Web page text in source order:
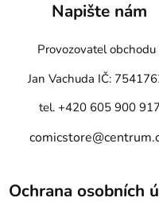
Napište nám
Provozovatel obchodu
Jan Vachuda IČ:
tel. +420 605 900 917
Ochrana osobních